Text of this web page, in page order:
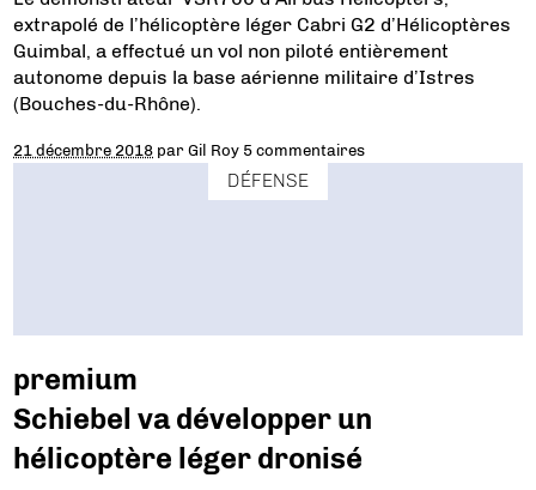
extrapolé de l’hélicoptère léger Cabri G2 d’Hélicoptères
Guimbal, a effectué un vol non piloté entièrement
autonome depuis la base aérienne militaire d’Istres
(Bouches-du-Rhône).
21 décembre 2018 parGil Roy 5 commentaires
DÉFENSE
premium
Schiebel va développer un
hélicoptère léger dronisé